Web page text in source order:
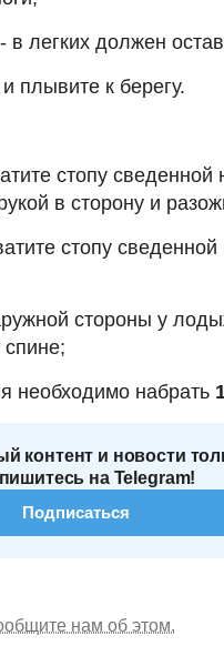
легких должен
плывите к берегу.
стопу сведенной
в сторону и
стопу сведенной
стороны у
спине;
необходимо набрать
контент и новости
на Telegram!
Подписаться
нам об этом.